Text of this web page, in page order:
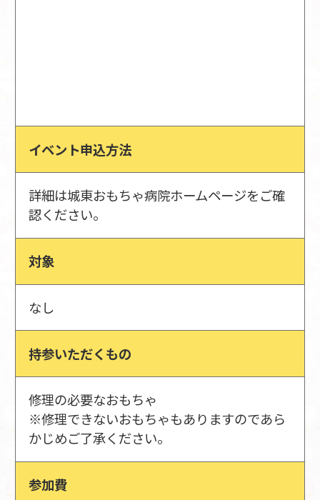
イベント申込方法
詳細は城東おもちゃ病院ホームページをご確
認ください。
対象
なし
持参いただくもの
修理の必要なおもちゃ
※修理できないおもちゃもありますのであら
かじめご了承ください。
参加費